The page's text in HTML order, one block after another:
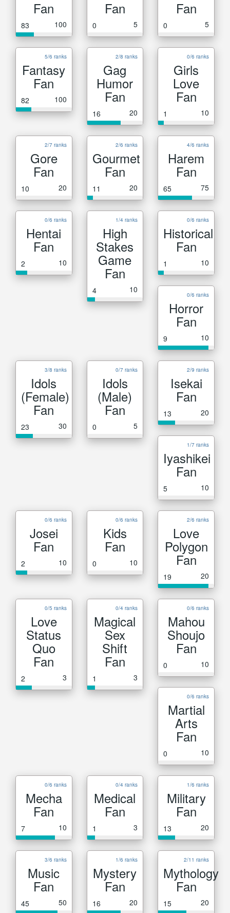
Fan
83 100
Fan
0 5
Fan
0 5
5/6 ranks
Fantasy
Fan
82 100
2/8 ranks
Gag
Humor
Fan
16 20
0/6 ranks
Girls
Love
Fan
1 10
2/7 ranks
Gore
Fan
10 20
2/6 ranks
Gourmet
Fan
11 20
4/6 ranks
Harem
Fan
65 75
0/6 ranks
Hentai
Fan
2 10
1/4 ranks
High
Stakes
Game
Fan
4 10
0/6 ranks
Historical
Fan
1 10
0/6 ranks
Horror
Fan
9 10
3/8 ranks
Idols
(Female)
Fan
23 30
0/7 ranks
Idols
(Male)
Fan
0 5
2/9 ranks
Isekai
Fan
13 20
1/7 ranks
Iyashikei
Fan
5 10
0/6 ranks
Josei
Fan
2 10
0/6 ranks
Kids
Fan
0 10
2/6 ranks
Love
Polygon
Fan
19 20
0/5 ranks
Love
Status
Quo
Fan
2 3
0/4 ranks
Magical
Sex
Shift
Fan
1 3
0/6 ranks
Mahou
Shoujo
Fan
0 10
0/6 ranks
Martial
Arts
Fan
0 10
0/6 ranks
Mecha
Fan
7 10
0/4 ranks
Medical
Fan
1 3
1/6 ranks
Military
Fan
13 20
3/6 ranks
Music
Fan
45 50
1/6 ranks
Mystery
Fan
16 20
2/11 ranks
Mythology
Fan
15 20